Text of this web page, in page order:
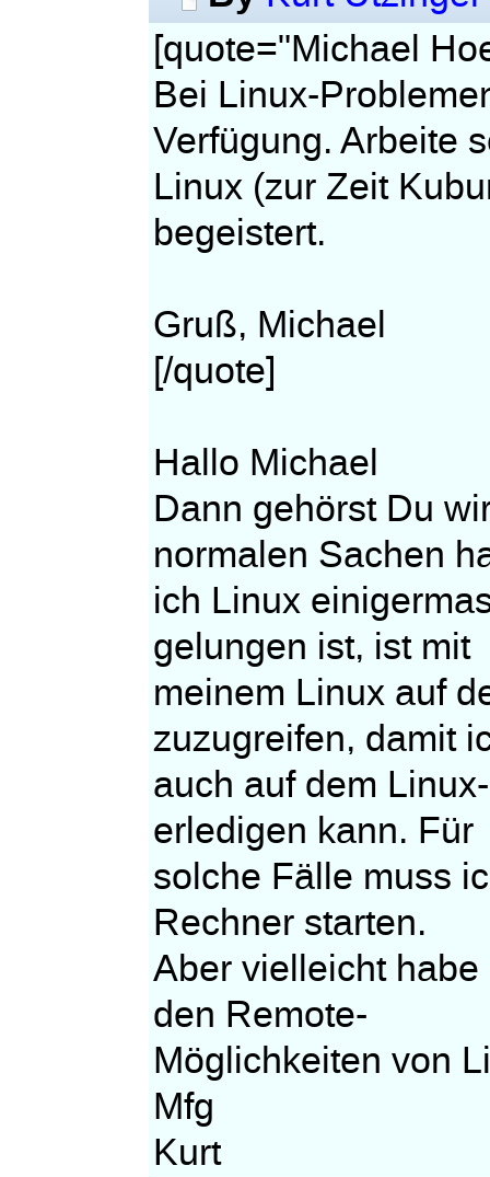
[quote="Michael
Bei Linux-
Verfügung. Arbeite
Linux (zur Zeit
begeistert.
Gruß, Michael
[/quote]
Hallo Michael
Dann gehörst Du
normalen Sachen
ich Linux
gelungen ist, ist mit
meinem Linux auf
zuzugreifen, damit
auch auf dem
erledigen kann. Für
solche Fälle muss
Rechner starten.
Aber vielleicht
den Remote-
Möglichkeiten von
Mfg
Kurt